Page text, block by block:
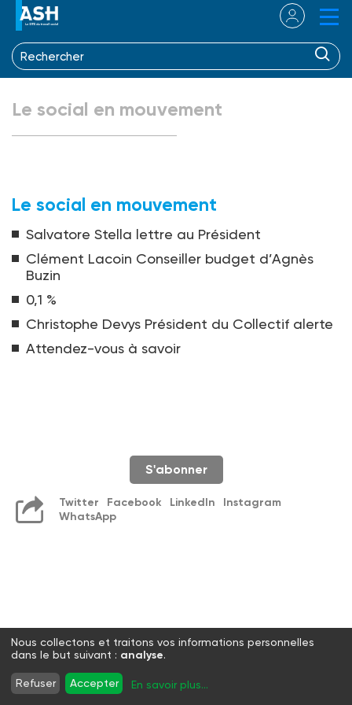
Le social en mouvement
Le social en mouvement
Salvatore Stella lettre au Président
Clément Lacoin Conseiller budget d’Agnès
Buzin
0,1 %
Christophe Devys Président du Collectif alerte
Attendez-vous à savoir
S'abonner
Twitter Facebook LinkedIn
Instagram
WhatsApp
Nous collectons et traitons vos informations personnelles
dans le but suivant : analyse.
Refuser Accepter En savoir plus...